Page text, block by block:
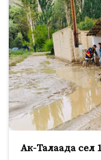
Ак-Талаада сел